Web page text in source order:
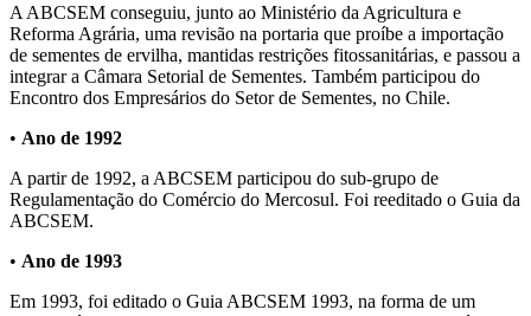
A ABCSEM conseguiu, junto ao Ministério da Agricultura e
Reforma Agrária, uma revisão na portaria que proíbe a importação
de sementes de ervilha, mantidas restrições fitossanitárias, e passou a
integrar a Câmara Setorial de Sementes. Também participou do
Encontro dos Empresários do Setor de Sementes, no Chile.
• Ano de 1992
A partir de 1992, a ABCSEM participou do sub-grupo de
Regulamentação do Comércio do Mercosul. Foi reeditado o Guia da
ABCSEM.
• Ano de 1993
Em 1993, foi editado o Guia ABCSEM 1993, na forma de um